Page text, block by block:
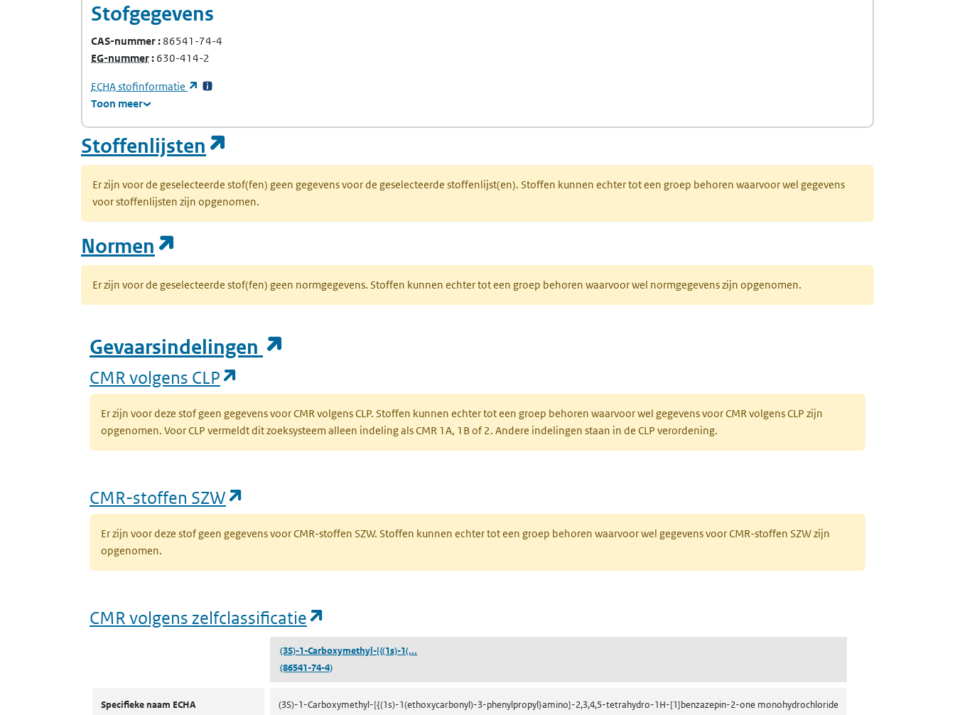
Stofgegevens
CAS-nummer 86541-74-4
EG-nummer(Europees Gemeenschap-nummer)
630-414-2
ECHA(Europees Agentschap voor chemische stoffen)
stofinformatie
(opent in een nieuw tabblad)
Toon meer
Stoffenlijsten
Er zijn voor de geselecteerde stof(fen) geen gegevens voor de geselecteerde stoffenlijst(en). Stoffen kunnen echter tot een groep behoren waarvoor wel gegevens
voor stoffenlijsten zijn opgenomen.
Normen
Er zijn voor de geselecteerde stof(fen) geen normgegevens. Stoffen kunnen echter tot een groep behoren waarvoor wel normgegevens zijn opgenomen.
Gevaarsindelingen
CMR volgens CLP
Er zijn voor deze stof geen gegevens voor CMR volgens CLP. Stoffen kunnen echter tot een groep behoren waarvoor wel gegevens voor CMR volgens CLP zijn
opgenomen. Voor CLP vermeldt dit zoeksysteem alleen indeling als CMR 1A, 1B of 2. Andere indelingen staan in de CLP verordening.
CMR-stoffen SZW
Er zijn voor deze stof geen gegevens voor CMR-stoffen SZW. Stoffen kunnen echter tot een groep behoren waarvoor wel gegevens voor CMR-stoffen SZW zijn
opgenomen.
CMR volgens zelfclassificatie
(3S)-1-Carboxymethyl-[{(1s)-1(...
(86541-74-4)
Specifieke naam ECHA (3S)-1-Carboxymethyl-[{(1s)-1(ethoxycarbonyl)-3-phenylpropyl}amino]-2,3,4,5-tetrahydro-1H-[1]benzazepin-2-one monohydrochloride